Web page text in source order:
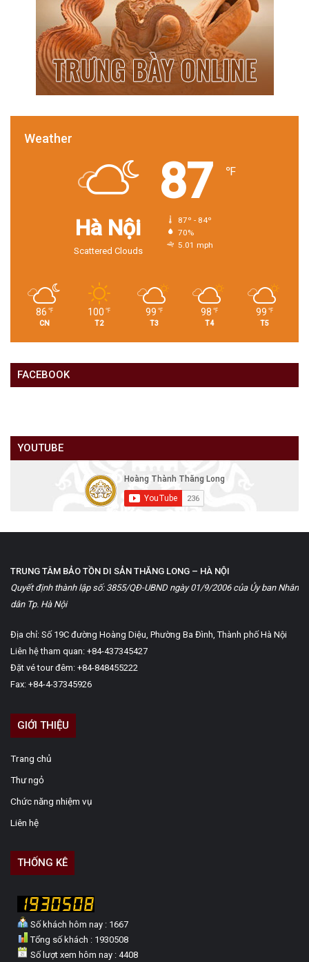
Weather
Hà Nội
Scattered Clouds
87 ℉
87º - 84º
70%
5.01 mph
86 ℉
CN
100 ℉
T2
99 ℉
T3
98 ℉
T4
99 ℉
T5
FACEBOOK
YOUTUBE
TRUNG TÂM BẢO TỒN DI SẢN THĂNG LONG – HÀ NỘI
Quyết định thành lập số: 3855/QĐ-UBND ngày 01/9/2006 của Ủy ban Nhân
dân Tp. Hà Nội
Địa chỉ: Số 19C đường Hoàng Diệu, Phường Ba Đình, Thành phố Hà Nội
Liên hệ tham quan: +84-437345427
Đặt vé tour đêm: +84-848455222
Fax: +84-4-37345926
GIỚI THIỆU
Trang chủ
Thư ngỏ
Chức năng nhiệm vụ
Liên hệ
THỐNG KÊ
Số khách hôm nay : 1667
Tổng số khách : 1930508
Số lượt xem hôm nay : 4408